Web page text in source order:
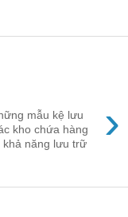
›
mẫu kệ lưu
kho chứa hàng
năng lưu trữ